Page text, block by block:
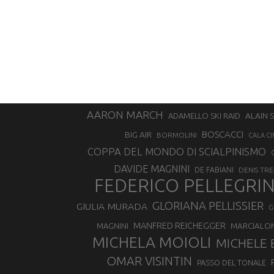
AARON MARCH ADAMELLO SKI RAID ALAIN
BIG AIR
BORMOLINI BOSCACCI CALA
COPPA DEL MONDO DI SCIALPINISMO
DAVIDE MAGNINI DE FABIANI DENIS
FEDERICO
GIULIA MURADA GLORIANA PELLISSIER
MAGNINI MANFRED REICHEGGER
MICHELA MOIOLI MICHELE
OMAR VISINTIN PASSO DEL TONALE